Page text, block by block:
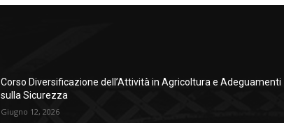
Corso Diversificazione dell’Attività in Agricoltura e Adeguamenti
sulla Sicurezza
Giugno 12, 2026